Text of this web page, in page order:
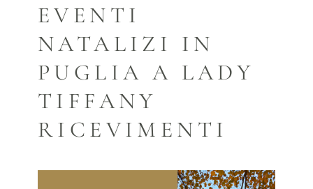
EVENTI
NATALIZI IN
PUGLIA A LADY
TIFFANY
RICEVIMENTI